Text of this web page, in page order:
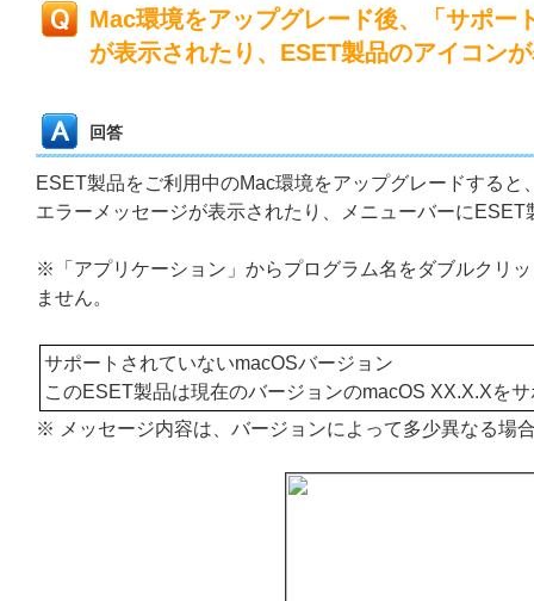
Mac環境をアップグレード後、「サポー
が表示されたり、ESET製品のアイコン
回答
ESET製品をご利用中のMac環境をアップグレードする
エラーメッセージが表示されたり、メニューバーに
※「アプリケーション」からプログラム名をダブルクリ
ません。
サポートされていないmacOSバージョン
このESET製品は現在のバージョンのmacOS XX.X.Xを
※ メッセージ内容は、バージョンによって多少異なる場